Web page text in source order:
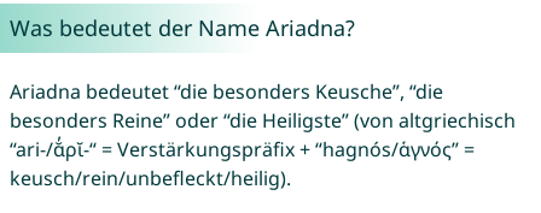
Was bedeutet der Name Ariadna?
Ariadna bedeutet “die besonders Keusche”, “die
besonders Reine” oder “die Heiligste” (von altgriechisch
“ari-/ᾰ̓ρῐ-“ = Verstärkungspräfix + “hagnós/ἁγνός” =
keusch/rein/unbefleckt/heilig).